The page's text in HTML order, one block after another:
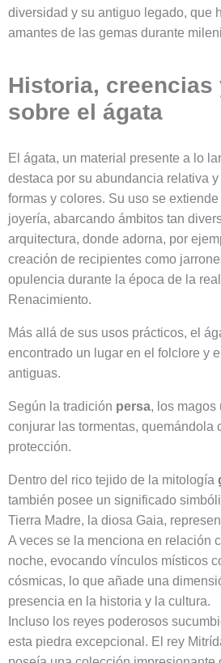
diversidad y su antiguo legado, que
amantes de las gemas durante
Historia, creencias
sobre el ágata
El ágata, un material presente a lo
destaca por su abundancia relativa
formas y colores. Su uso se
joyería, abarcando ámbitos tan
arquitectura, donde adorna, por
creación de recipientes como
opulencia durante la época de la
Renacimiento.
Más allá de sus usos prácticos, el
encontrado un lugar en el folclore y
antiguas.
Según la tradición persa, los magos
conjurar las tormentas, quemándola
protección.
Dentro del rico tejido de la mitología
también posee un significado
Tierra Madre, la diosa Gaia,
A veces se la menciona en relación
noche, evocando vínculos místicos
cósmicas, lo que añade una
presencia en la historia y la cultura.
Incluso los reyes poderosos
esta piedra excepcional. El rey